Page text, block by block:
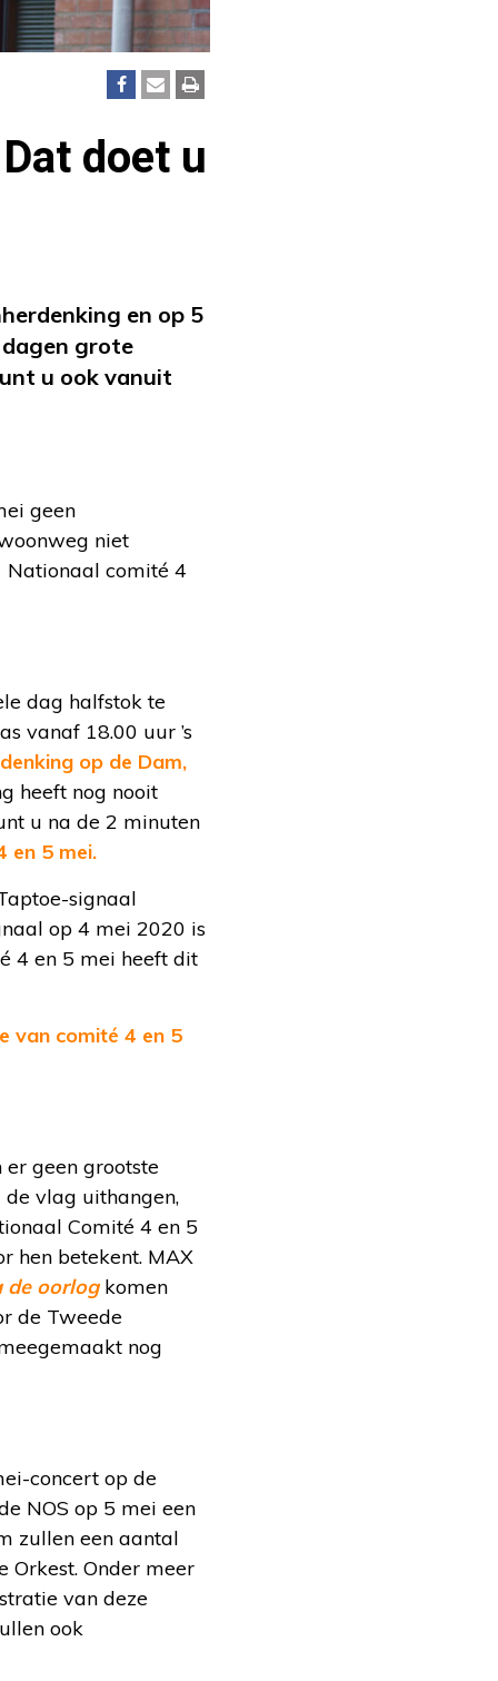
doet u
en op 5
grote
u ook vanuit
geen
niet
Nationaal comité 4
dag halfstok te
vanaf 18.00 uur ’s
op de Dam,
heeft nog nooit
u na de 2 minuten
en 5 mei.
signaal
op 4 mei 2020 is
4 en 5 mei heeft dit
van comité 4 en 5
geen grootste
vlag uithangen,
Comité 4 en 5
hen betekent. MAX
de oorlogkomen
de Tweede
nog
concert op de
NOS op 5 mei een
zullen een aantal
Orkest. Onder meer
van deze
ook